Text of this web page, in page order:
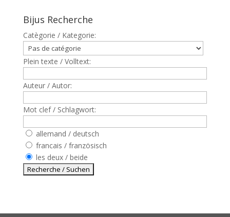
Bijus Recherche
Catègorie / Kategorie:
Plein texte / Volltext:
Auteur / Autor:
Mot clef / Schlagwort:
allemand / deutsch
francais / französisch
les deux / beide